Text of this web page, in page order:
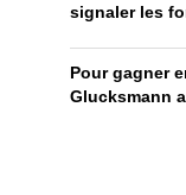
signaler les
Pour gagner
Glucksmann